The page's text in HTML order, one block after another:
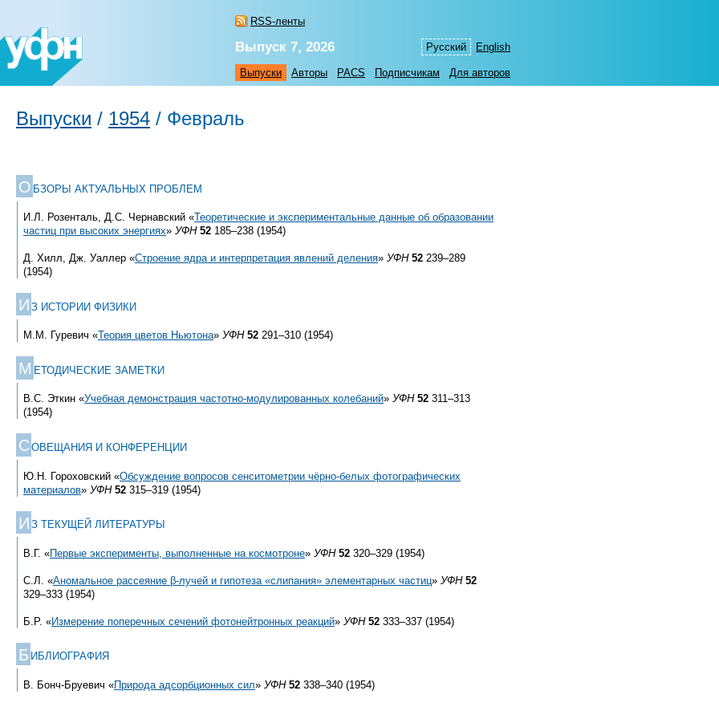
RSS-ленты
Русский English
Выпуск 7, 2026
Выпуски Авторы PACS Подписчикам Для авторов
Выпуски / 1954 / Февраль
О БЗОРЫ АКТУАЛЬНЫХ ПРОБЛЕМ
И.Л. Розенталь, Д.С. Чернавский «Теоретические и экспериментальные данные об образовании
частиц при высоких энергиях» УФН 52 185–238 (1954)
Д. Хилл, Дж. Уаллер «Строение ядра и интерпретация явлений деления» УФН 52 239–289
(1954)
И З ИСТОРИИ ФИЗИКИ
М.М. Гуревич «Теория цветов Ньютона» УФН 52 291–310 (1954)
М ЕТОДИЧЕСКИЕ ЗАМЕТКИ
В.С. Эткин «Учебная демонстрация частотно-модулированных колебаний» УФН 52 311–313
(1954)
СОВЕЩАНИЯ И КОНФЕРЕНЦИИ
Ю.Н. Гороховский «Обсуждение вопросов сенситометрии чёрно-белых фотографических
материалов» УФН 52 315–319 (1954)
И З ТЕКУЩЕЙ ЛИТЕРАТУРЫ
В.Г. «Первые эксперименты, выполненные на космотроне» УФН 52 320–329 (1954)
С.Л. «Аномальное рассеяние β-лучей и гипотеза «слипания» элементарных частиц» УФН 52
329–333 (1954)
Б.Р. «Измерение поперечных сечений фотонейтронных реакций» УФН 52 333–337 (1954)
Б ИБЛИОГРАФИЯ
В. Бонч-Бруевич «Природа адсорбционных сил» УФН 52 338–340 (1954)